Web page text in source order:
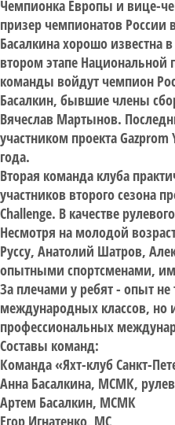
Чемпионка Европы и вице-
призер чемпионатов России
Басалкина хорошо известна
втором этапе Национальной
команды войдут чемпион
Басалкин, бывшие члены
Вячеслав Мартынов.
участником проекта Gazprom
года.
Вторая команда клуба
участников второго сезона
Challenge. В качестве
Несмотря на молодой
Руссу, Анатолий Шатров,
опытными спортсменами,
За плечами у ребят - опыт
международных классов, но
профессиональных
Составы команд:
Команда «Яхт-клуб Санкт-
Анна Басалкина, МСМК,
Артем Басалкин, МСМК
Егор Игнатенко, МС